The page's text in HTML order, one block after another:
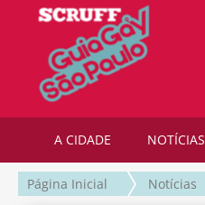
A CIDADE NOTÍCIAS
Página Inicial Notícias